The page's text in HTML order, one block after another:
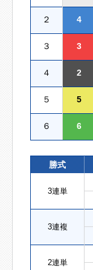
２ 4
３ 3
４ 2
５ 5
６ 6
勝式
3連単
3連複
2連単